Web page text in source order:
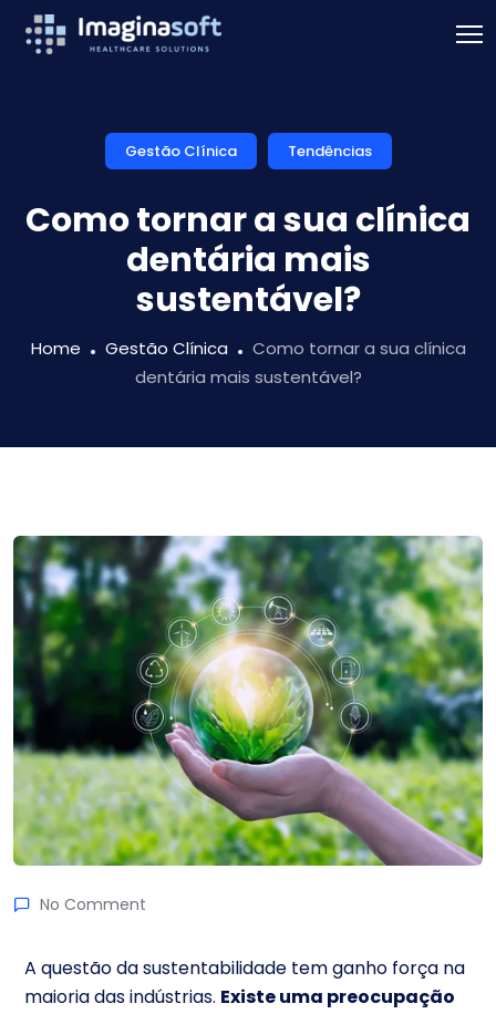
Gestão Clínica Tendências
Como tornar a sua clínica
dentária mais
sustentável?
Home Gestão Clínica
Como tornar a sua clínica
dentária mais sustentável?
No Comment
A questão da sustentabilidade tem ganho força na
maioria das indústrias. Existe uma preocupação